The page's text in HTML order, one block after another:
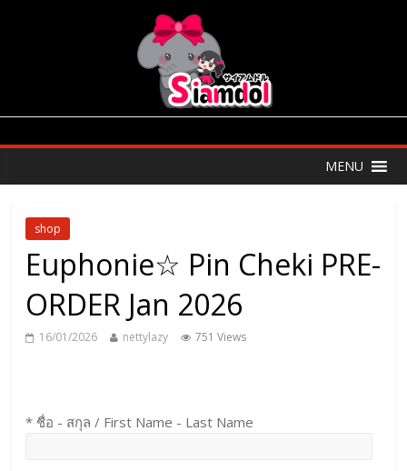
MENU
shop
Euphonie☆ Pin Cheki PRE-
ORDER Jan 2026
16/01/2026 nettylazy 751 Views
* ชื่อ - สกุล / First Name - Last Name